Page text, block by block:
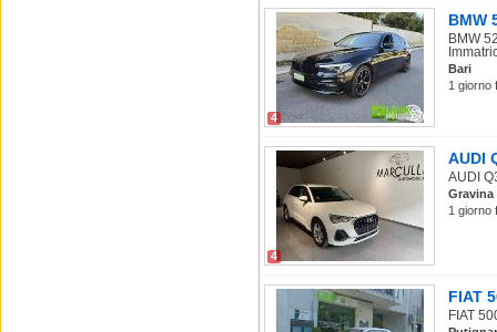
4
BMW
BMW
Bari
1 giorno
4
AUDI
AUDI
Gravina
1 giorno
FIAT
FIAT